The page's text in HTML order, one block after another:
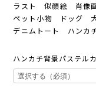
ラスト 似顔絵 肖像
ペット小物 ドッグ
デニムトート ハンカ
ハンカチ背景パステル